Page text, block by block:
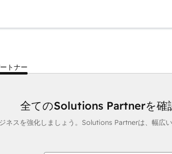
トナー
全てのSolutions Partnerを確
スを強化しましょう。Solutions Partnerは、幅広